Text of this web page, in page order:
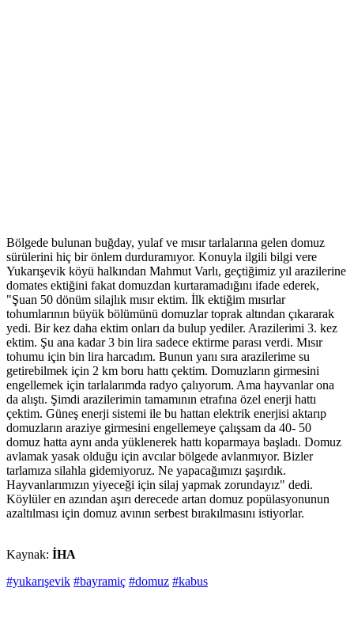
Bölgede bulunan buğday, yulaf ve mısır tarlalarına gelen domuz
sürülerini hiç bir önlem durduramıyor. Konuyla ilgili bilgi vere
Yukarışevik köyü halkından Mahmut Varlı, geçtiğimiz yıl arazilerine
domates ektiğini fakat domuzdan kurtaramadığını ifade ederek,
"Şuan 50 dönüm silajlık mısır ektim. İlk ektiğim mısırlar
tohumlarının büyük bölümünü domuzlar toprak altından çıkararak
yedi. Bir kez daha ektim onları da bulup yediler. Arazilerimi 3. kez
ektim. Şu ana kadar 3 bin lira sadece ektirme parası verdi. Mısır
tohumu için bin lira harcadım. Bunun yanı sıra arazilerime su
getirebilmek için 2 km boru hattı çektim. Domuzların girmesini
engellemek için tarlalarımda radyo çalıyorum. Ama hayvanlar ona
da alıştı. Şimdi arazilerimin tamamının etrafına özel enerji hattı
çektim. Güneş enerji sistemi ile bu hattan elektrik enerjisi aktarıp
domuzların araziye girmesini engellemeye çalışsam da 40- 50
domuz hatta aynı anda yüklenerek hattı koparmaya başladı. Domuz
avlamak yasak olduğu için avcılar bölgede avlanmıyor. Bizler
tarlamıza silahla gidemiyoruz. Ne yapacağımızı şaşırdık.
Hayvanlarımızın yiyeceği için silaj yapmak zorundayız" dedi.
Köylüler en azından aşırı derecede artan domuz popülasyonunun
azaltılması için domuz avının serbest bırakılmasını istiyorlar.
Kaynak: İHA
#yukarışevik #bayramiç #domuz #kabus